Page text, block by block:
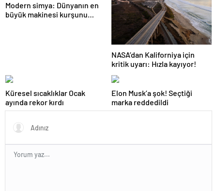
Modern simya: Dünyanın en
büyük makinesi kurşunu
NASA’dan Kaliforniya için
kritik uyarı: Hızla kayıyor!
Küresel sıcaklıklar Ocak
ayında rekor kırdı
Elon Musk’a şok! Seçtiği
marka reddedildi